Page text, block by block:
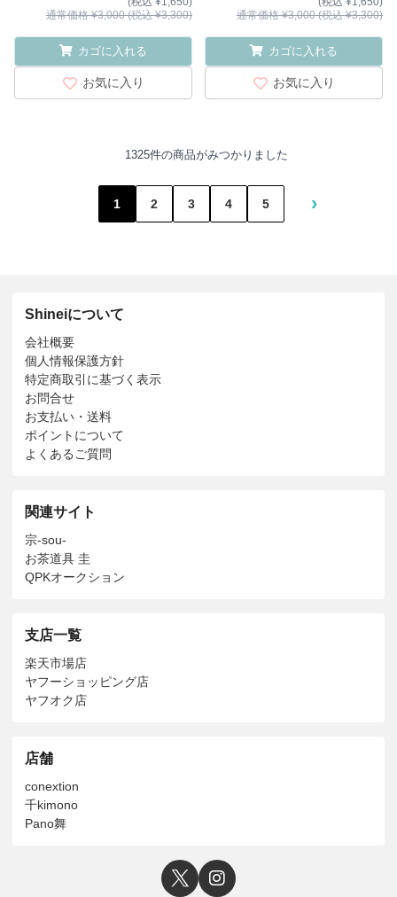
通常価格 ¥3,000 (税込 ¥3,300)
カゴに入れる
お気に入り
通常価格 ¥3,000 (税込 ¥3,300)
カゴに入れる
お気に入り
1325件の商品がみつかりました
1 2 3 4 5 ›
Shineiについて
会社概要
個人情報保護方針
特定商取引に基づく表示
お問合せ
お支払い・送料
ポイントについて
よくあるご質問
関連サイト
宗-sou-
お茶道具 圭
QPKオークション
支店一覧
楽天市場店
ヤフーショッピング店
ヤフオク店
店舗
conextion
千kimono
Pano舞